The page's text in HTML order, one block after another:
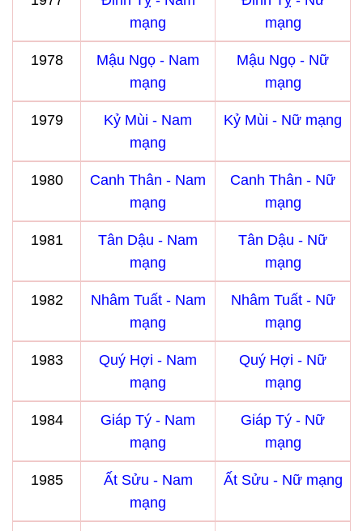
mạng
mạng
1978
Mậu Ngọ - Nam
mạng
Mậu Ngọ - Nữ
mạng
1979
Kỷ Mùi - Nam
mạng
Kỷ Mùi - Nữ mạng
1980
Canh Thân - Nam
mạng
Canh Thân - Nữ
mạng
1981
Tân Dậu - Nam
mạng
Tân Dậu - Nữ
mạng
1982
Nhâm Tuất - Nam
mạng
Nhâm Tuất - Nữ
mạng
1983
Quý Hợi - Nam
mạng
Quý Hợi - Nữ
mạng
1984
Giáp Tý - Nam
mạng
Giáp Tý - Nữ
mạng
1985
Ất Sửu - Nam
mạng
Ất Sửu - Nữ mạng